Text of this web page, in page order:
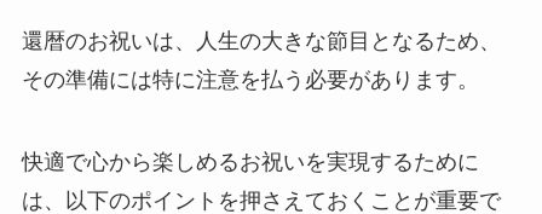
還暦のお祝いは、人生の大きな節目となるため、
その準備には特に注意を払う必要があります。
快適で心から楽しめるお祝いを実現するために
は、以下のポイントを押さえておくことが重要で